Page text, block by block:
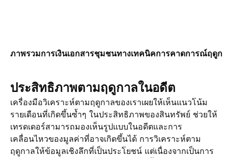
ภาพรวมการเงินเอกสารชุมชนทางเทคนิคการคาดการณ์ฤดูก
ประสิทธิภาพตามฤดูกาลในอดีต
เครื่องมือวิเคราะห์ตามฤดูกาลของเราเผยให้เห็นแนวโน้ม
รายเดือนที่เกิดขึ้นซ้ำๆ ในประสิทธิภาพของสินทรัพย์ ช่วยให้
เทรดเดอร์สามารถมองเห็นรูปแบบในอดีตและการ
เคลื่อนไหวของมูลค่าที่อาจเกิดขึ้นได้ การวิเคราะห์ตาม
ฤดูกาลให้ข้อมูลเชิงลึกที่เป็นประโยชน์ แต่เนื่องจากเป็นการ